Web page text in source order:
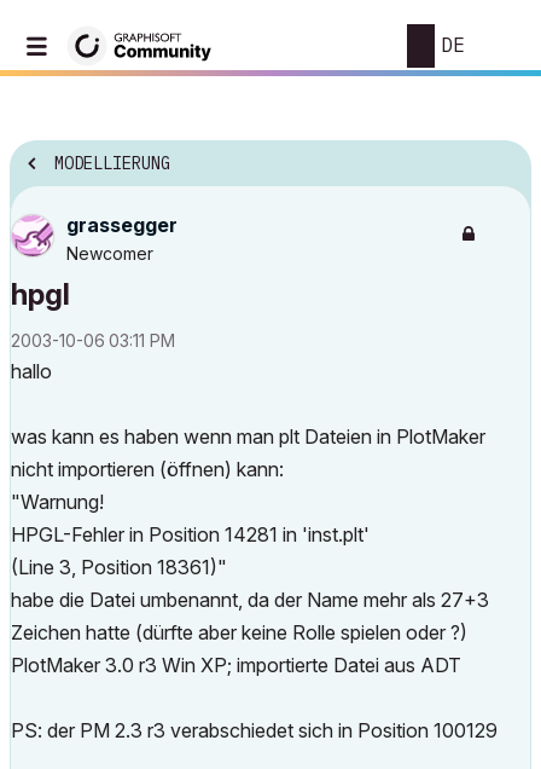
DE
MODELLIERUNG
grassegger
Newcomer
hpgl
‎2003-10-06 03:11 PM
hallo
was kann es haben wenn man plt Dateien in PlotMaker
nicht importieren (öffnen) kann:
"Warnung!
HPGL-Fehler in Position 14281 in 'inst.plt'
(Line 3, Position 18361)"
habe die Datei umbenannt, da der Name mehr als 27+3
Zeichen hatte (dürfte aber keine Rolle spielen oder ?)
PlotMaker 3.0 r3 Win XP; importierte Datei aus ADT
PS: der PM 2.3 r3 verabschiedet sich in Position 100129